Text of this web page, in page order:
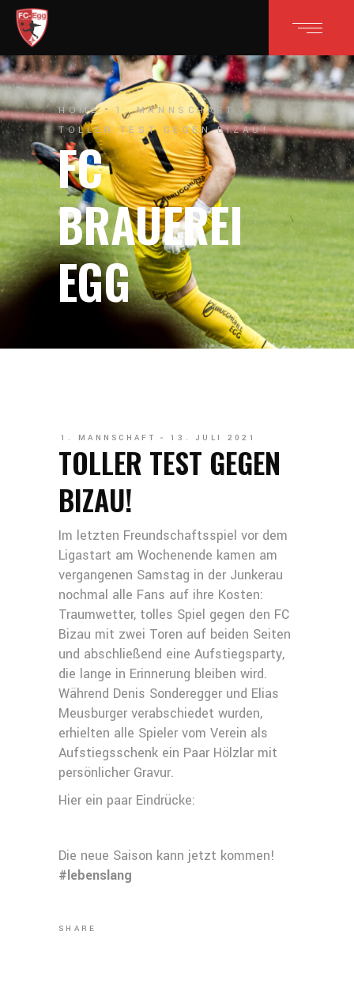
HOME
1. MANNSCHAFT
TOLLER TEST GEGEN BIZAU!
FC
BRAUEREI
EGG
1. MANNSCHAFT 13. JULI 2021
TOLLER TEST GEGEN
BIZAU!
Im letzten Freundschaftsspiel vor dem
Ligastart am Wochenende kamen am
vergangenen Samstag in der Junkerau
nochmal alle Fans auf ihre Kosten:
Traumwetter, tolles Spiel gegen den FC
Bizau mit zwei Toren auf beiden Seiten
und abschließend eine Aufstiegsparty,
die lange in Erinnerung bleiben wird.
Während Denis Sonderegger und Elias
Meusburger verabschiedet wurden,
erhielten alle Spieler vom Verein als
Aufstiegsschenk ein Paar Hölzlar mit
persönlicher Gravur.
Hier ein paar Eindrücke:
Die neue Saison kann jetzt kommen!
#lebenslang
SHARE